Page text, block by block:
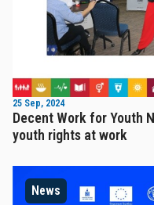
25 Sep, 2024
Decent Work for Youth
youth rights at work
News